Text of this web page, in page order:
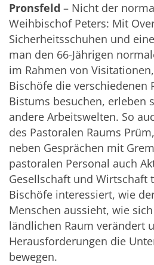
Pronsfeld – Nicht der
Weihbischof Peters: Mit
Sicherheitsschuhen und
man den 66-Jährigen
im Rahmen von
Bischöfe die verschiedenen
Bistums besuchen, erleben
andere Arbeitswelten. So
des Pastoralen Raums
neben Gesprächen mit
pastoralen Personal auch
Gesellschaft und Wirtschaft
Bischöfe interessiert, wie
Menschen aussieht, wie
ländlichen Raum verändert
Herausforderungen die
bewegen.